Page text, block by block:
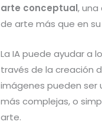
arte conceptual,
de arte más que en
La IA puede ayudar a
través de la creación
imágenes pueden
más complejas, o
arte.